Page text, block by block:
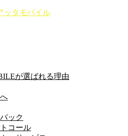
が選ばれる理由
ック
コール